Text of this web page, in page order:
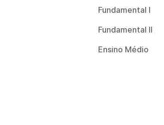
Fundamental I
Fundamental II
Ensino Médio